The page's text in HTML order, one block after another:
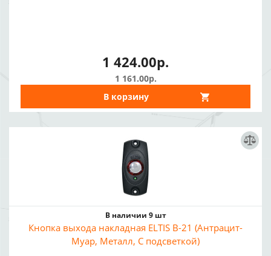
1 424.00р.
1 161.00р.
В корзину
В наличии 9 шт
Кнопка выхода накладная ELTIS В-21 (Антрацит-
Муар, Металл, С подсветкой)